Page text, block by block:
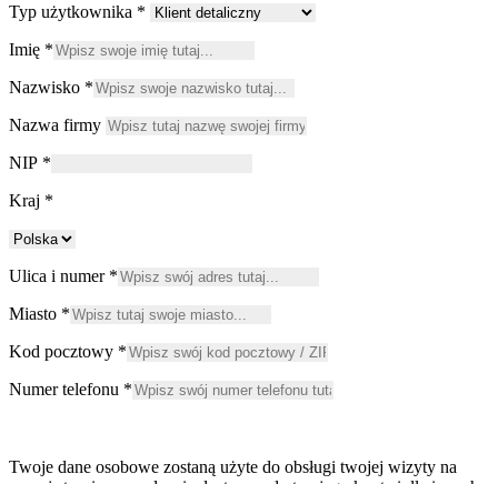
Typ użytkownika *
Imię *
Nazwisko *
Nazwa firmy
NIP *
Kraj *
Ulica i numer *
Miasto *
Kod pocztowy *
Numer telefonu *
Twoje dane osobowe zostaną użyte do obsługi twojej wizyty na